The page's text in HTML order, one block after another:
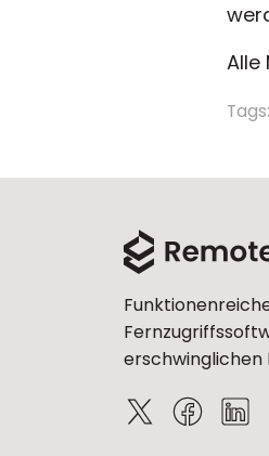
Alle
Tags:
erschwinglichen